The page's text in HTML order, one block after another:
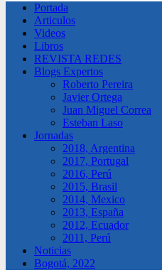
Portada
Articulos
Videos
Libros
REVISTA REDES
Blogs Expertos
Roberto Pereira
Javier Ortega
Juan Miguel Correa
Esteban Laso
Jornadas
2018, Argentina
2017, Portugal
2016, Perú
2015, Brasil
2014, Mexico
2013, España
2012, Ecuador
2011, Perú
Noticias
Bogotá, 2022